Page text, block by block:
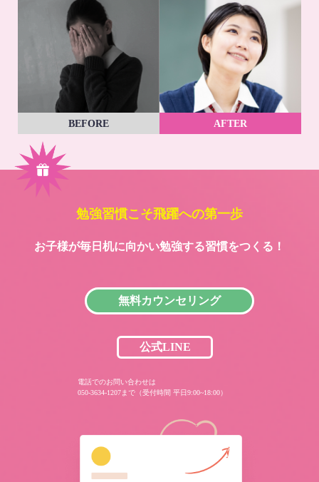
BEFORE AFTER
勉強習慣こそ飛躍への第一歩
お子様が毎日机に向かい勉強する習慣をつくる！
無料カウンセリング
公式LINE
電話でのお問い合わせは
050-3634-1207まで（受付時間 平日9:00~18:00）